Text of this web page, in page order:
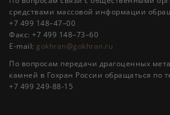
средствами массовой информации
+7 499 148–47–00
Факс: +7 499 148–73–60
E-mail: gokhran@gokhran.ru
По вопросам передачи драгоценных
камней в Гохран России обращаться по
+7 499 249-88-15